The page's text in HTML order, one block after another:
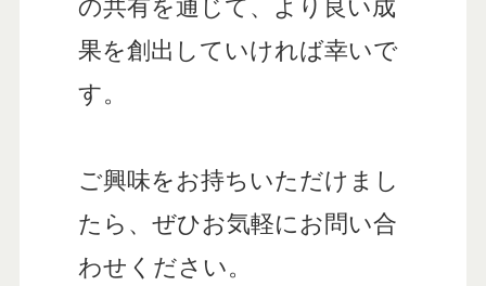
の共有を通じて、より良い成
果を創出していければ幸いで
す。
ご興味をお持ちいただけまし
たら、ぜひお気軽にお問い合
わせください。